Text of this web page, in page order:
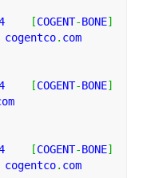
[COGENT-BONE]
cogentco
. com
[COGENT-BONE]
[COGENT-BONE]
cogentco
. com